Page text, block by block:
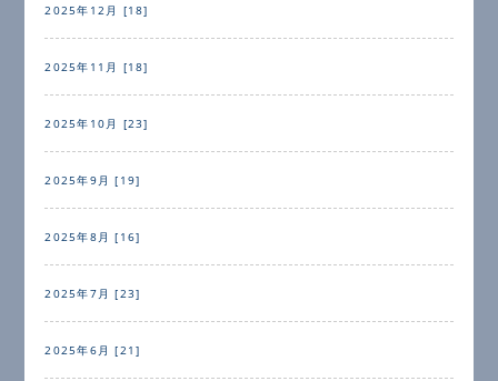
2025年12月 [18]
2025年11月 [18]
2025年10月 [23]
2025年9月 [19]
2025年8月 [16]
2025年7月 [23]
2025年6月 [21]